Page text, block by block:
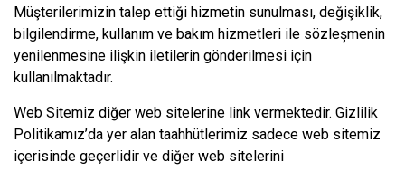
Müşterilerimizin talep ettiği hizmetin sunulması, değişiklik,
bilgilendirme, kullanım ve bakım hizmetleri ile sözleşmenin
yenilenmesine ilişkin iletilerin gönderilmesi için
kullanılmaktadır.
Web Sitemiz diğer web sitelerine link vermektedir. Gizlilik
Politikamız’da yer alan taahhütlerimiz sadece web sitemiz
içerisinde geçerlidir ve diğer web sitelerini